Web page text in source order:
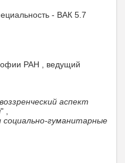
- ВАК 5.7
РАН , ведущий
аспект
" ,
социально-гуманитарные